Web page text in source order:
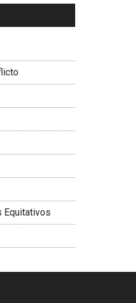
Federación
Equitativos